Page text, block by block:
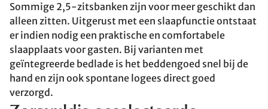
Sommige 2,5-zitsbanken zijn voor meer geschikt dan
alleen zitten. Uitgerust met een slaapfunctie ontstaat
er indien nodig een praktische en comfortabele
slaapplaats voor gasten. Bij varianten met
geïntegreerde bedlade is het beddengoed snel bij de
hand en zijn ook spontane logees direct goed
verzorgd.